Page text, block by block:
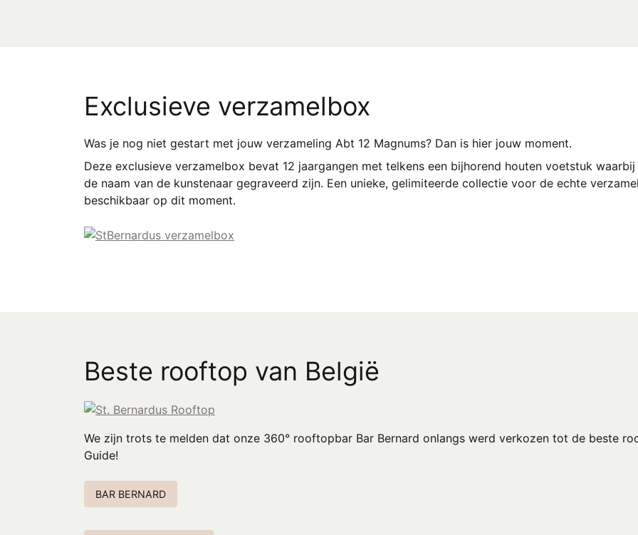
Exclusieve verzamelbox
Was je nog niet gestart met jouw verzameling Abt 12 Magnums? Dan is hier jouw moment.
Deze exclusieve verzamelbox bevat 12 jaargangen met telkens een bijhorend houten voetstuk
de naam van de kunstenaar gegraveerd zijn. Een unieke, gelimiteerde collectie voor de echte
beschikbaar op dit moment.
Beste rooftop van België
We zijn trots te melden dat onze 360° rooftopbar Bar Bernard onlangs werd verkozen tot de beste
Guide!
BAR BERNARD